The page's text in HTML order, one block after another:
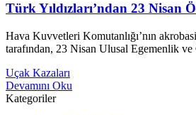
Türk Yıldızları’ndan 23 Nisan
Hava Kuvvetleri Komutanlığı’nın
tarafından, 23 Nisan Ulusal Egemenlik
Uçak Kazaları
Devamını Oku
Kategoriler